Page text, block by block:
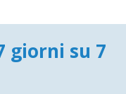
giorni su 7